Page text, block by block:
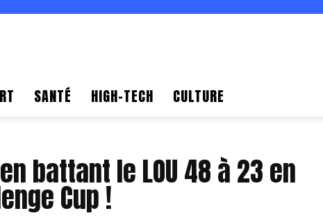
SANTÉ HIGH-TECH CULTURE
battant le LOU 48 à 23 en
Cup !